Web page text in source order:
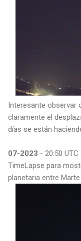
Interesante observar
claramente el
días se están
07-2023 - 20:50 UTC
TimeLapse para
planetaria entre